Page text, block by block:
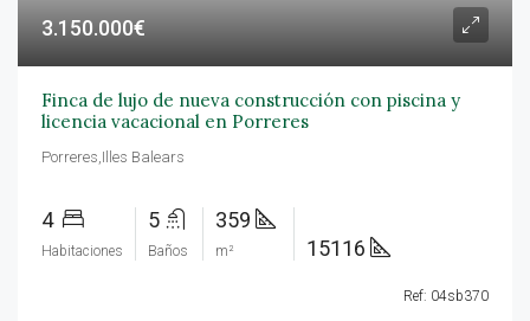
3.150.000€
Finca de lujo de nueva construcción con piscina y
licencia vacacional en Porreres
Porreres,Illes Balears
4
Habitaciones
5
Baños
359
m² 15116
Ref: 04sb370